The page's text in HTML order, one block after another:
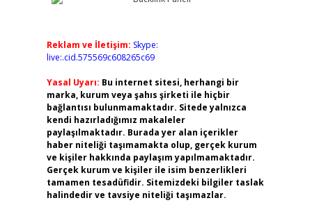
Reklam ve İletişim: Skype:
live:.cid.575569c608265c69
Yasal Uyarı: Bu internet sitesi, herhangi bir
marka, kurum veya şahıs şirketi ile hiçbir
bağlantısı bulunmamaktadır. Sitede yalnızca
kendi hazırladığımız makaleler
paylaşılmaktadır. Burada yer alan içerikler
haber niteliği taşımamakta olup, gerçek kurum
ve kişiler hakkında paylaşım yapılmamaktadır.
Gerçek kurum ve kişiler ile isim benzerlikleri
tamamen tesadüfidir. Sitemizdeki bilgiler taslak
halindedir ve tavsiye niteliği taşımazlar.